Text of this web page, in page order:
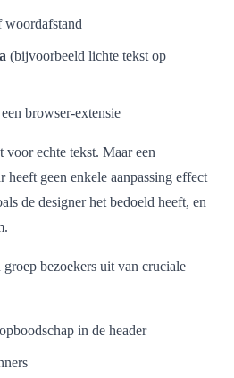
woordafstand
(bijvoorbeeld lichte tekst op
browser-extensie
echte tekst. Maar een
heeft geen enkele aanpassing effect
de designer het bedoeld heeft, en
groep bezoekers uit van cruciale
in de header